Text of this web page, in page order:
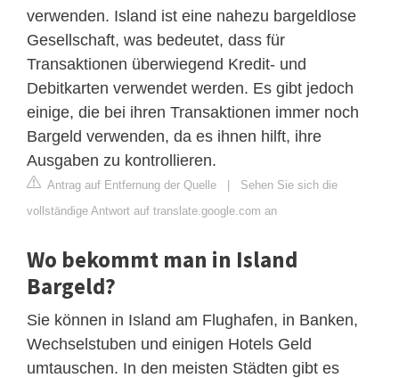
verwenden. Island ist eine nahezu bargeldlose
Gesellschaft, was bedeutet, dass für
Transaktionen überwiegend Kredit- und
Debitkarten verwendet werden. Es gibt jedoch
einige, die bei ihren Transaktionen immer noch
Bargeld verwenden, da es ihnen hilft, ihre
Ausgaben zu kontrollieren.
Antrag auf Entfernung der Quelle | Sehen Sie sich die
vollständige Antwort auf translate.google.com an
Wo bekommt man in Island
Bargeld?
Sie können in Island am Flughafen, in Banken,
Wechselstuben und einigen Hotels Geld
umtauschen. In den meisten Städten gibt es